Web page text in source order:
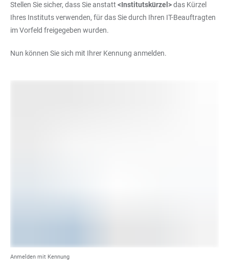
Stellen Sie sicher, dass Sie anstatt <Institutskürzel>das Kürzel
Ihres Instituts verwenden, für das Sie durch Ihren IT-Beauftragten
im Vorfeld freigegeben wurden.
Nun können Sie sich mit Ihrer Kennung anmelden.
Anmelden mit Kennung